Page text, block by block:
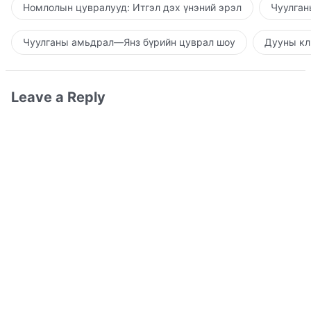
Номлолын цувралууд: Итгэл дэх үнэний эрэл
Чуулганы амьдрал—Янз бүрийн цуврал шоу Дууны
Leave a Reply